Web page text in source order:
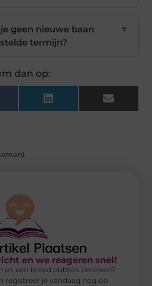
geen nieuwe baan
termijn?
▼
dan op:
LinkedIn Email
en we reageren snel!
en een breed publiek bereiken?
registreer je vandaag nog op